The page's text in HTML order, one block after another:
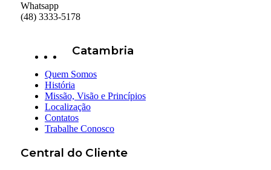
Whatsapp
(48) 3333-5178
Catambria
Quem Somos
História
Missão, Visão e Princípios
Localização
Contatos
Trabalhe Conosco
Central do Cliente